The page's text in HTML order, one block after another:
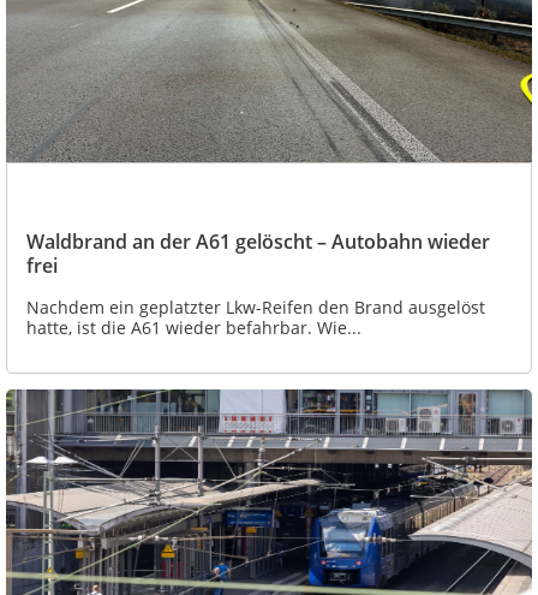
Waldbrand an der A61 gelöscht – Autobahn wieder
frei
Nachdem ein geplatzter Lkw-Reifen den Brand ausgelöst
hatte, ist die A61 wieder befahrbar. Wie...